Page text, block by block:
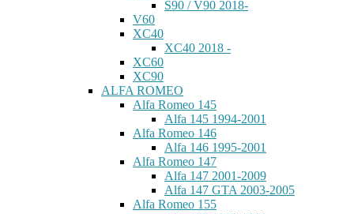
S90 / V90 2018-
V60
XC40
XC40 2018 -
XC60
XC90
ALFA ROMEO
Alfa Romeo 145
Alfa 145 1994-2001
Alfa Romeo 146
Alfa 146 1995-2001
Alfa Romeo 147
Alfa 147 2001-2009
Alfa 147 GTA 2003-2005
Alfa Romeo 155